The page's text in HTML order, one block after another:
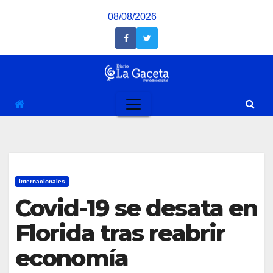
08/08/2026
Internacionales
Covid-19 se desata en
Florida tras reabrir
economía